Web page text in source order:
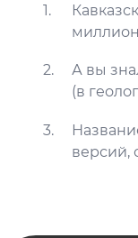
А вы
(в
версий,